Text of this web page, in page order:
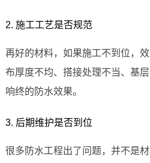
2. 施工工艺是否规范
再好的材料，如果施工不到位，
布厚度不均、搭接处理不当、基
响终的防水效果。
3. 后期维护是否到位
很多防水工程出了问题，并不是